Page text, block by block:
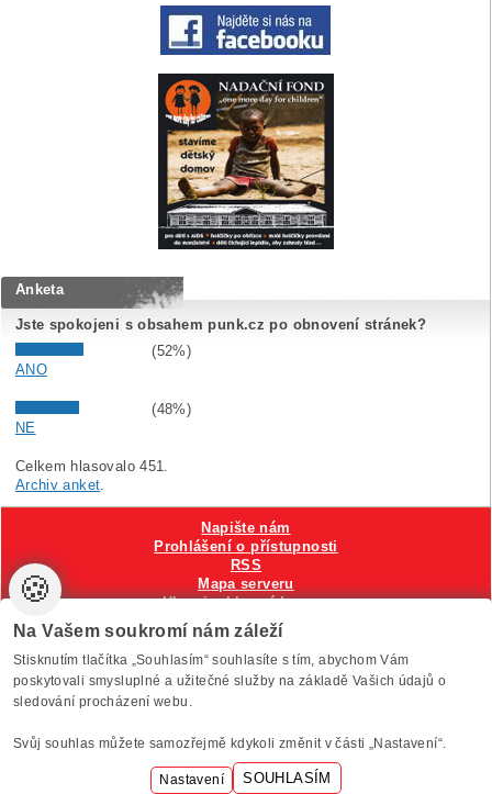
Anketa
Jste spokojeni s obsahem punk.cz po obnovení stránek?
(52%)
ANO
(48%)
NE
Celkem hlasovalo 451.
Archiv anket
VytvořiloAnawe , provozuje Anawe a Špína
Napište nám
Prohlášení o přístupnosti
RSS
Mapa serveru
Hlavni reklamní banner
Nastavení cookies
🍪
Na Vašem soukromí nám záleží
Stisknutím tlačítka „Souhlasím“ souhlasíte s tím, abychom Vám
poskytovali smysluplné a užitečné služby na základě Vašich údajů o
sledování procházení webu.
Svůj souhlas můžete samozřejmě kdykoli změnit v části „Nastavení“.
Nastavení SOUHLASÍM